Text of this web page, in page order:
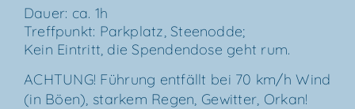
Dau­er: ca. 1h
Treff­punkt: Park­platz, Stee­nod­de;
Kein Ein­tritt, die Spen­den­do­se geht rum.
ACH­TUNG! Füh­rung ent­fällt bei 70 km/​h Wind
(in Böen), star­kem Regen, Gewit­ter, Orkan!